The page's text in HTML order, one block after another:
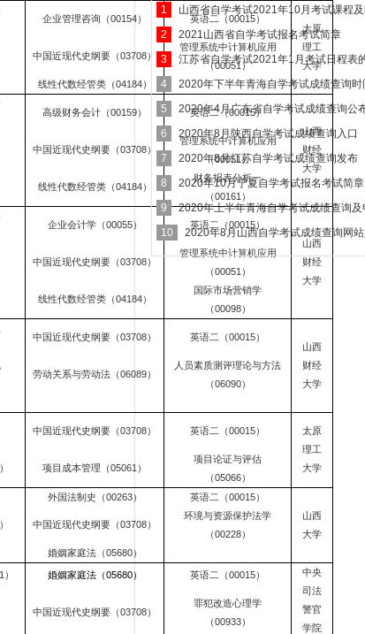
企业管理咨询（00154）
英语二（00015）
太原
理工
大学
中国近现代史纲要（03708）
管理系统中计算机应用
（00051）
线性代数经管类（04184）
高级财务会计（00159）
英语二（00015）
山西
财经
大学
中国近现代史纲要（03708）
管理系统中计算机应用
（00051）
线性代数经管类（04184）
财务报表分析一
（00161）
企业会计学（00055）
英语二（00015）
山西
财经
大学
中国近现代史纲要（03708）
管理系统中计算机应用
（00051）
线性代数经管类（04184）
国际市场营销学
（00098）
中国近现代史纲要（03708）
英语二（00015）
山西
财经
大学
劳动关系与劳动法（06089）
人员素质测评理论与方法
（06090）
中国近现代史纲要（03708） 英语二（00015）
太原
理工
大学
项目成本管理（05061）
项目论证与评估
（05066）
外国法制史（00263）
英语二（00015）
山西
大学
中国近现代史纲要（03708）
环境与资源保护法学
（00228）
婚姻家庭法（05680）
婚姻家庭法（05680） 英语二（00015）
中央
司法
警官
学院
中国近现代史纲要（03708）
罪犯改造心理学
（00933）
1
山西省自学考试2021年10月考试课程及
2
2021山西省自学考试报名考试简章
3
江苏省自学考试2021年1月考试日程表
4
2020年下半年青海自学考试成绩查询时
5
2020年4月广东省自学考试成绩查询公
6
2020年8月陕西自学考试成绩查询入口
7
2020年8月江苏自学考试成绩查询发布
8
2020年10月宁夏自学考试报名考试简章
9
2020年上半年青海自学考试成绩查询
办理
10 2020年8月山西自学考试成绩查询网站